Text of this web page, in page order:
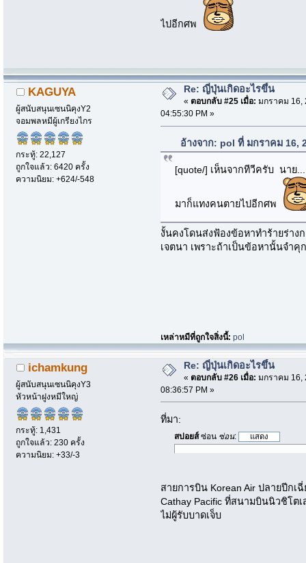
ไปอีกศพ
KAGUYA
ผู้สนับสนุนเซนนิคุงY2
จอมพลหมีผู้เกรียงไกร
กระทู้: 22,127
ถูกใจแล้ว: 6420 ครั้ง
ความนิยม: +624/-548
Re: ญี่ปุ่นเกิดอะไรขึ้น
« ตอบกลับ #25 เมื่อ: มกราคม 16,
04:55:30 PM »
อ้างจาก: pol ที่ มกราคม 16,
[quote/] เห็นจากทีวีครับ นาย
มาก็แทงคนตายไปอีกศพ
งั้นคงโดนส่งฟ้องข้อหาทำร้ายร่าง
เจตนา เพราะถ้าเป็นข้อหานั้นจำ
เหล่าหมีที่ถูกใจสิ่งนี้:pol
ichamkung
ผู้สนับสนุนเซนนิคุงY3
หัวหน้าฝูงหมีใหญ่
กระทู้: 1,431
ถูกใจแล้ว: 230 ครั้ง
ความนิยม: +33/-3
Re: ญี่ปุ่นเกิดอะไรขึ้น
« ตอบกลับ #26 เมื่อ: มกราคม 16,
08:36:57 PM »
ที่มา:
สปอยส์ซ่อน ซ่อน:
สายการบิน Korean Air ปลายปีก
Cathay Pacific ที่สนามบินนิวชิโ
ไม่ผู้รับบาดเจ็บ